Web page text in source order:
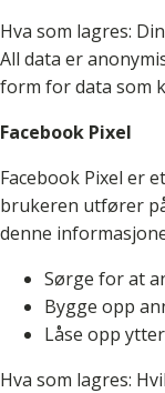
Hva som lagres:
All data er
form for data som
Facebook Pixel
Facebook Pixel er
brukeren utfører
denne
Sørge for at
Bygge opp
Låse opp
Hva som lagres: